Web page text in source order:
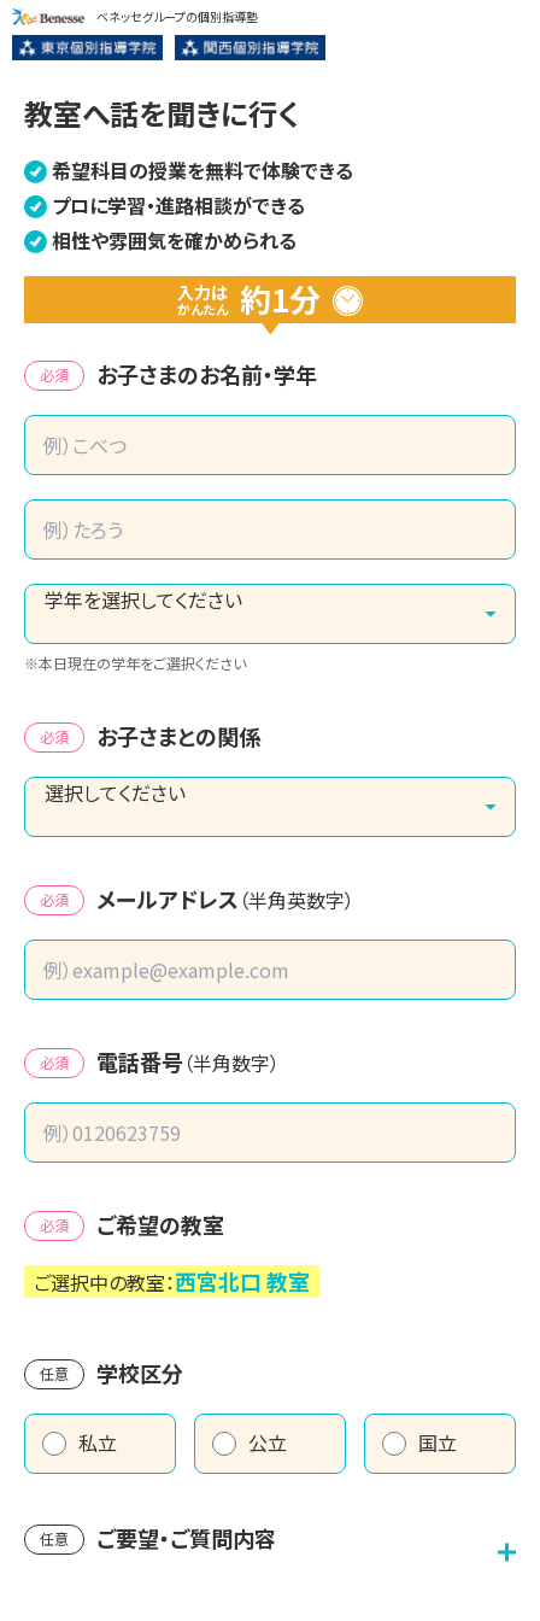
ベネッセグループの個別指導塾
教室へ話を聞きに行く
希望科目の授業を無料で体験できる
プロに学習・進路相談ができる
相性や雰囲気を確かめられる
入力は
かんたん 約1分
必須 お子さまのお名前・学年
※本日現在の学年をご選択ください
必須 お子さまとの関係
必須 メールアドレス （半角英数字）
必須 電話番号 （半角数字）
必須 ご希望の教室
ご選択中の教室：西宮北口教室
任意 学校区分
私立 公立 国立
任意 ご要望・ご質問内容